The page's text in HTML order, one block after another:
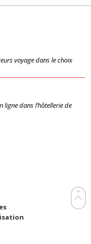
voyage dans le choix
ligne dans l’hôtellerie de